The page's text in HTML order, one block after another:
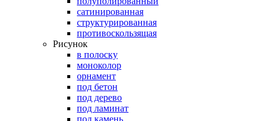
сатинированная
структурированная
противоскользящая
Рисунок
в полоску
моноколор
орнамент
под бетон
под дерево
под ламинат
под камень